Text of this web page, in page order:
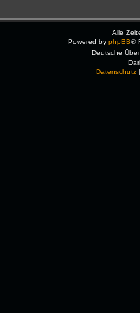
Alle
Powered by phpBB®
Deutsche
Datenschutz